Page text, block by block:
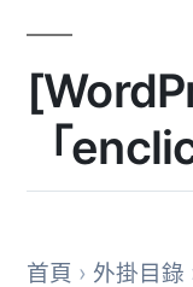
「
首頁 › 外掛目錄